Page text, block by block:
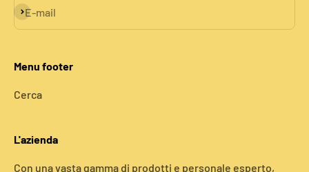
E-mail
Iscriviti alla newsletter
Menu footer
Cerca
L'azienda
Con una vasta gamma di prodotti e personale esperto,